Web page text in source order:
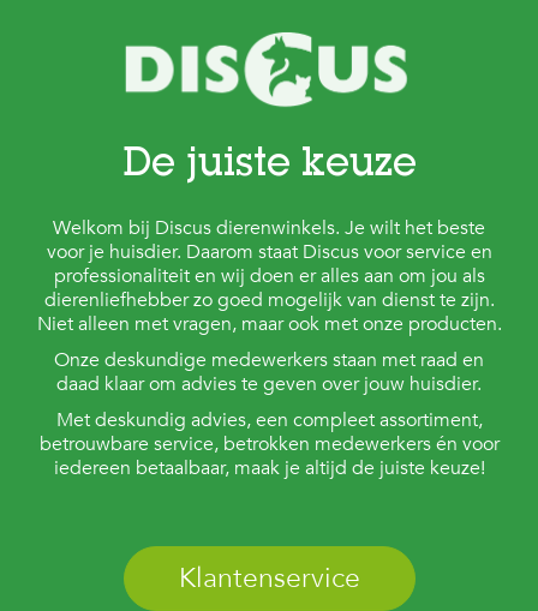
De juiste keuze
Welkom bij Discus dierenwinkels. Je wilt het beste
voor je huisdier. Daarom staat Discus voor service en
professionaliteit en wij doen er alles aan om jou als
dierenliefhebber zo goed mogelijk van dienst te zijn.
Niet alleen met vragen, maar ook met onze producten.
Onze deskundige medewerkers staan met raad en
daad klaar om advies te geven over jouw huisdier.
Met deskundig advies, een compleet assortiment,
betrouwbare service, betrokken medewerkers én voor
iedereen betaalbaar, maak je altijd de juiste keuze!
Klantenservice